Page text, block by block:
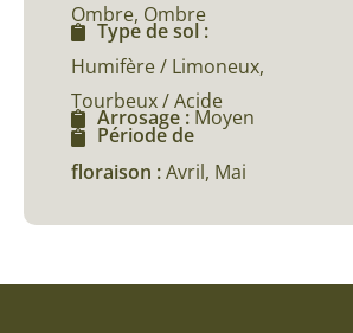
Ombre, Ombre
Type de sol :
Humifère / Limoneux,
Tourbeux / Acide
Arrosage : Moyen
Période de
floraison :Avril, Mai